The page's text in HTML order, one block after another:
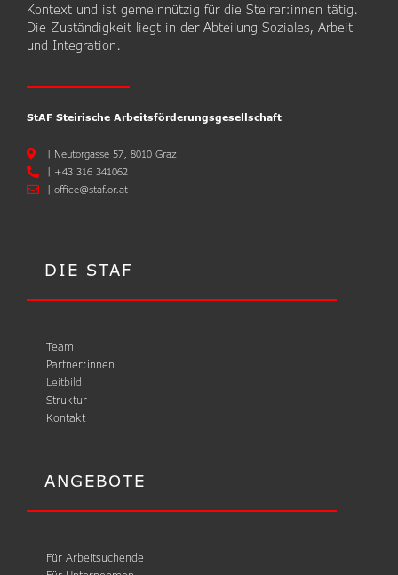
Kontext und ist gemeinnützig für die Steirer:innen tätig.
Die Zuständigkeit liegt in der Abteilung Soziales, Arbeit
und Integration.
StAF Steirische Arbeitsförderungsgesellschaft
Neutorgasse 57, 8010 Graz
+43 316 341062
office@staf.or.at
DIE STAF
Team
Partner:innen
Leitbild
Struktur
Kontakt
ANGEBOTE
Für Arbeitsuchende